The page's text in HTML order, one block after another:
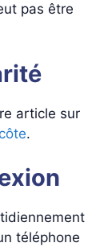
pas être
article sur
.
téléphone